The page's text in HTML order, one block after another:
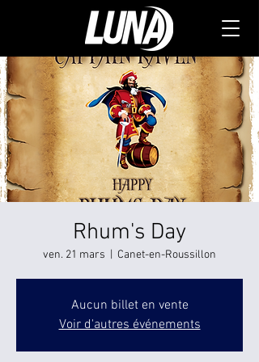
Rhum's Day
ven. 21 mars Canet-en-Roussillon
Aucun billet en vente
Voir d'autres événements